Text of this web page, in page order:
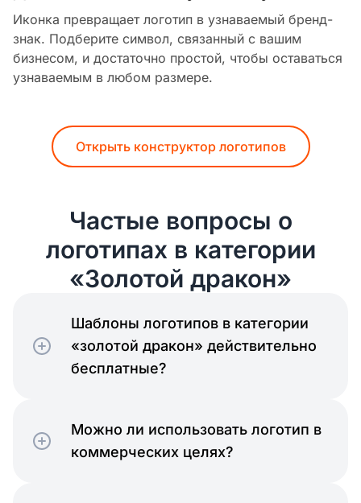
Иконка превращает логотип в узнаваемый бренд-
знак. Подберите символ, связанный с вашим
бизнесом, и достаточно простой, чтобы оставаться
узнаваемым в любом размере.
Открыть конструктор логотипов
Частые вопросы о
логотипах в категории
«Золотой дракон»
Шаблоны логотипов в категории
«золотой дракон» действительно
бесплатные?
Можно ли использовать логотип в
коммерческих целях?